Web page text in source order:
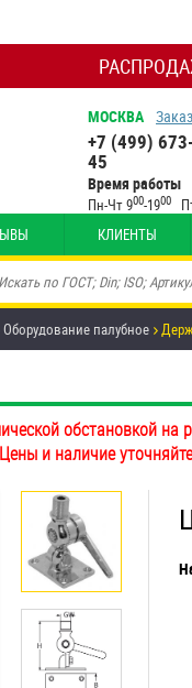
МОСКВА
+7 (499)
45
Время работы
Пн-Чт 900-1900
КЛИЕНТЫ
Оборудование палубное
обстановкой на
и наличие